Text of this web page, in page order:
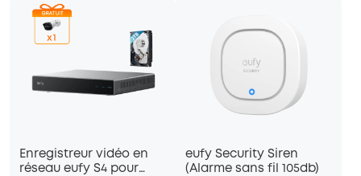
Enregistreur vidéo en
réseau eufy S4 pour
eufy Security Siren
(Alarme sans fil 105db)